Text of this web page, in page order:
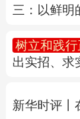
广东
四川
陕西
新疆
三：以鲜明
树立和践
出实招、求
新华时评丨